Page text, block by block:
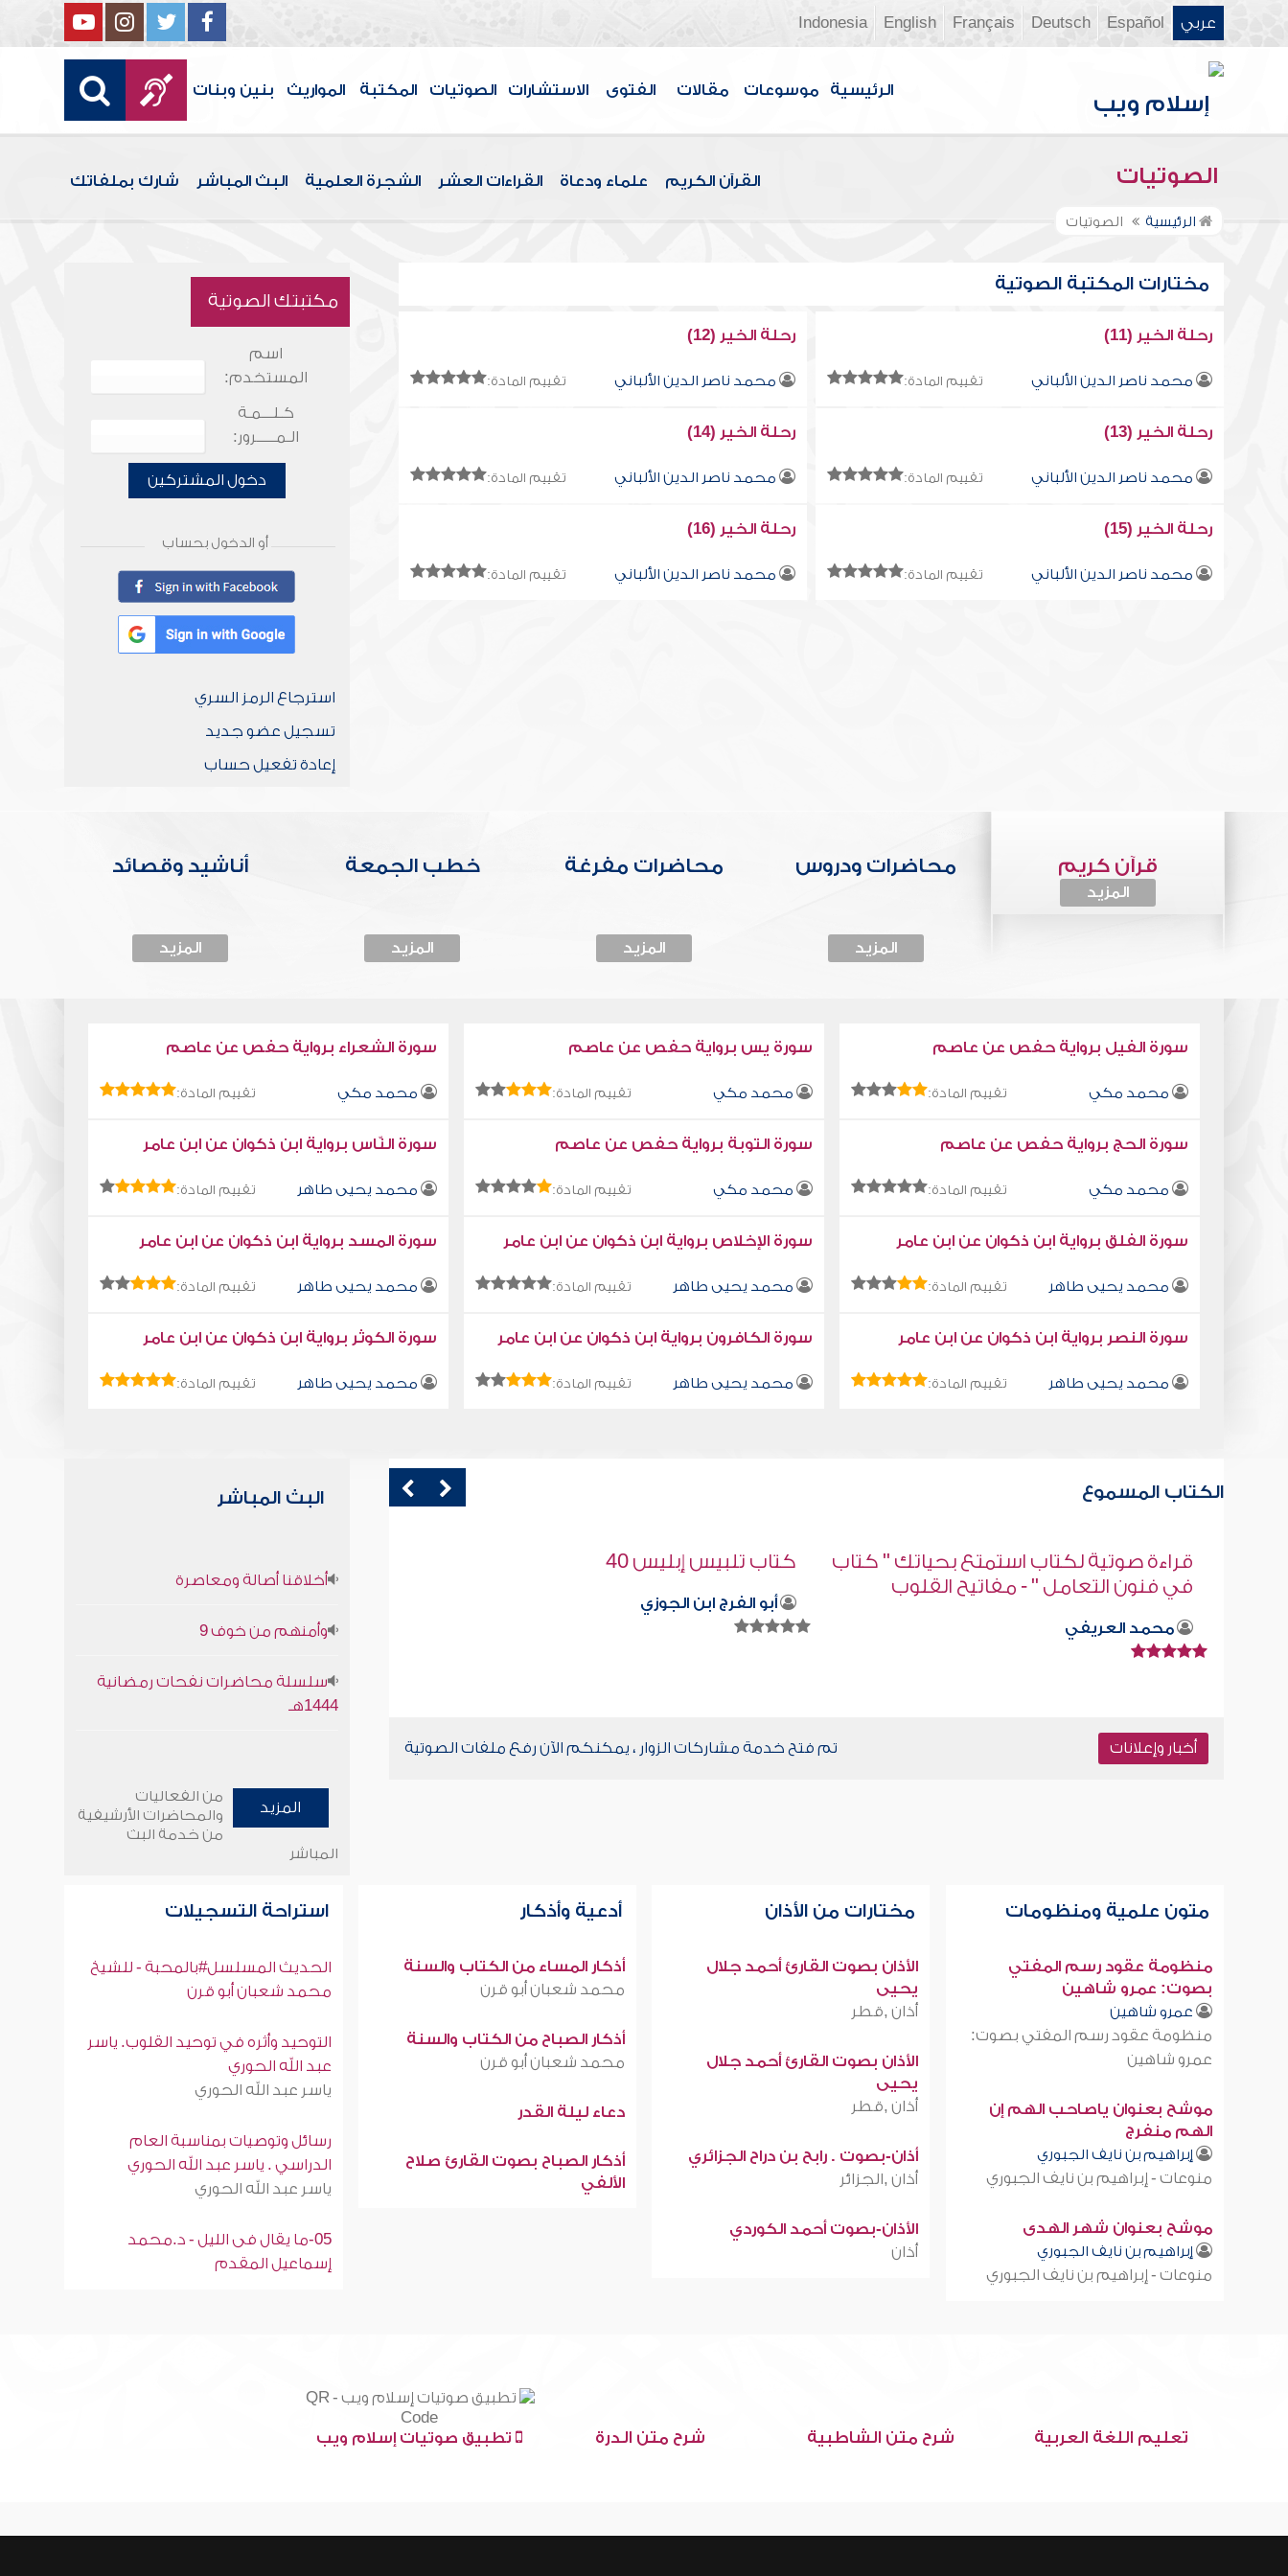
عربي Español
Deutsch
Français
English
Indonesia
الرئيسية موسوعات مقالات الفتوى الاستشارات الصوتيات المكتبة المواريث بنين وبنات
الصوتيات القرآن الكريم علماء ودعاة القراءات العشر الشجرة العلمية البث المباشر شارك بملفاتك
الرئيسية الصوتيات
مختارات المكتبة الصوتية
رحلة الخير (11)
محمد ناصر الدين الألباني تقييم المادة:
رحلة الخير (12)
محمد ناصر الدين الألباني تقييم المادة:
رحلة الخير (13)
محمد ناصر الدين الألباني تقييم المادة:
رحلة الخير (14)
محمد ناصر الدين الألباني تقييم المادة:
رحلة الخير (15)
محمد ناصر الدين الألباني تقييم المادة:
رحلة الخير (16)
محمد ناصر الدين الألباني تقييم المادة:
مكتبتك الصوتية
اسم
المستخدم:
كـلـــمـة
الـمـــــرور:
دخول المشتركين
أو الدخول بحساب
استرجاع الرمز السري
تسجيل عضو جديد
إعادة تفعيل حساب
قرآن كريم
المزيد
محاضرات ودروس
المزيد
محاضرات مفرغة
المزيد
خطب الجمعة
المزيد
أناشيد وقصائد
المزيد
سورة الفيل برواية حفص عن عاصم
محمد مكي تقييم المادة:
سورة يس برواية حفص عن عاصم
محمد مكي تقييم المادة:
سورة الشعراء برواية حفص عن عاصم
محمد مكي تقييم المادة:
سورة الحج برواية حفص عن عاصم
محمد مكي تقييم المادة:
سورة التوبة برواية حفص عن عاصم
محمد مكي تقييم المادة:
سورة النّاس برواية ابن ذكوان عن ابن عامر
محمد يحيى طاهر تقييم المادة:
سورة الفلق برواية ابن ذكوان عن ابن عامر
محمد يحيى طاهر تقييم المادة:
سورة الإخلاص برواية ابن ذكوان عن ابن عامر
محمد يحيى طاهر تقييم المادة:
سورة المسد برواية ابن ذكوان عن ابن عامر
محمد يحيى طاهر تقييم المادة:
سورة النصر برواية ابن ذكوان عن ابن عامر
محمد يحيى طاهر تقييم المادة:
سورة الكافرون برواية ابن ذكوان عن ابن عامر
محمد يحيى طاهر تقييم المادة:
سورة الكوثر برواية ابن ذكوان عن ابن عامر
محمد يحيى طاهر تقييم المادة:
الكتاب المسموع
كتاب تلبيس إبليس 40
أبو الفرج ابن الجوزي
قراءة صوتية لكتاب استمتع بحياتك " كتاب
سهلة
أخبار وإعلانات تم فتح خدمة مشاركات الزوار ، يمكنكم الآن رفع ملفات الصوتية
البث المباشر
أخلاقنا أصالة ومعاصرة
وأمنهم من خوف 9
سلسلة محاضرات نفحات رمضانية
1444هـ
المزيد
من الفعاليات
والمحاضرات الأرشيفية
من خدمة البث
المباشر
متون علمية ومنظومات
منظومة عقود رسم المفتي
بصوت: عمرو شاهين
عمرو شاهين
منظومة عقود رسم المفتي بصوت:
عمرو شاهين
موشح بعنوان ياصاحب الهم إن
الهم منفرج
إبراهيم بن نايف الجبوري
منوعات - إبراهيم بن نايف الجبوري
موشح بعنوان شهر الهدى
إبراهيم بن نايف الجبوري
منوعات - إبراهيم بن نايف الجبوري
مختارات من الأذان
الأذان بصوت القارئ أحمد جلال
يحيى
أذان ,قطر
الأذان بصوت القارئ أحمد جلال
يحيى
أذان ,قطر
أذان-بصوت . رابح بن دراح الجزائري
أذان ,الجزائر
الأذان-بصوت أحمد الكوردي
أذان
أدعية وأذكار
أذكار المساء من الكتاب والسنة
محمد شعبان أبو قرن
أذكار الصباح من الكتاب والسنة
محمد شعبان أبو قرن
دعاء ليلة القدر
أذكار الصباح بصوت القارئ صلاح
الألفي
استراحة التسجيلات
الحديث المسلسل#بالمحبة - للشيخ
محمد شعبان أبو قرن
التوحيد وأثره في توحيد القلوب. ياسر
عبد الله الحوري
ياسر عبد الله الحوري
رسائل وتوصيات بمناسبة العام
الدراسي . ياسر عبد الله الحوري
ياسر عبد الله الحوري
05-ما يقال فى الليل - د.محمد
إسماعيل المقدم
تعليم اللغة العربية شرح متن الشاطبية شرح متن الدرة تطبيق صوتيات إسلام ويب